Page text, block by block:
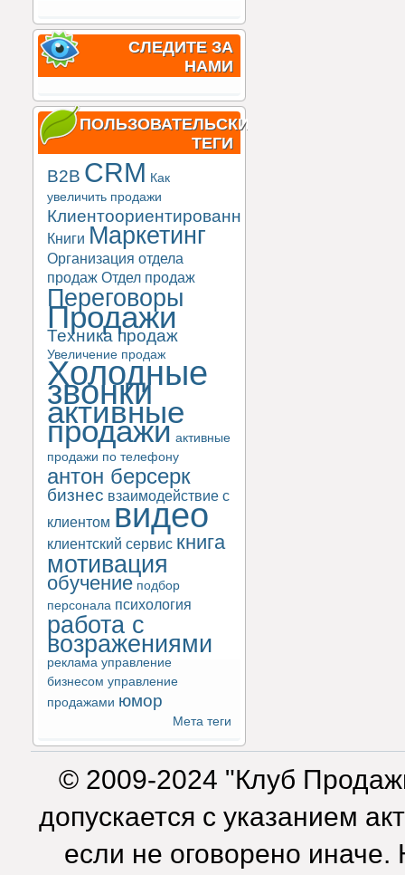
СЛЕДИТЕ ЗА
НАМИ
ПОЛЬЗОВАТЕЛЬСКИЕ
ТЕГИ
B2B CRM Как
увеличить продажи
Клиентоориентированность
Книги Маркетинг
Организация отдела
продаж Отдел продаж
Переговоры
Продажи
Техника продаж
Увеличение продаж
Холодные
звонки
активные
продажи активные
продажи по телефону
антон берсерк
бизнес взаимодействие с
клиентом видео
клиентский сервис книга
мотивация
обучение подбор
персонала психология
работа с
возражениями
реклама управление
бизнесом управление
продажами юмор
Мета теги
© 2009-2024 "Клуб
допускается с указанием
если не оговорено